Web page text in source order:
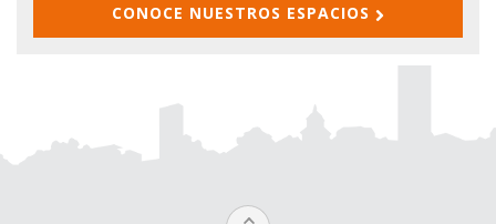
CONOCE NUESTROS ESPACIOS